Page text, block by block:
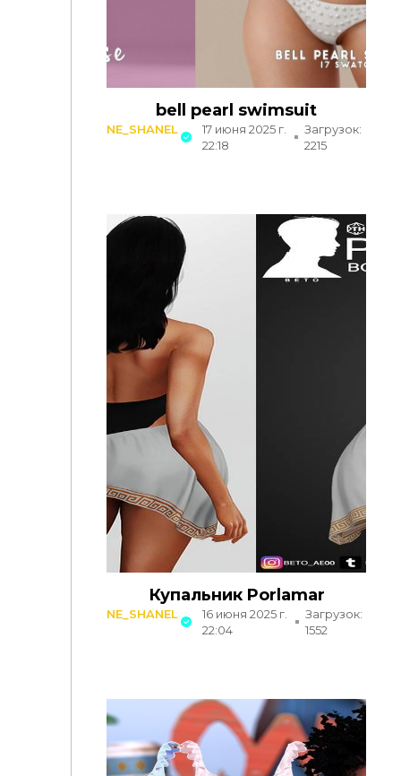
bell pearl swimsuit
NE_SHANEL
17 июня 2025 г.
22:18
Загрузок:
2215
Купальник Porlamar
NE_SHANEL
16 июня 2025 г.
22:04
Загрузок:
1552